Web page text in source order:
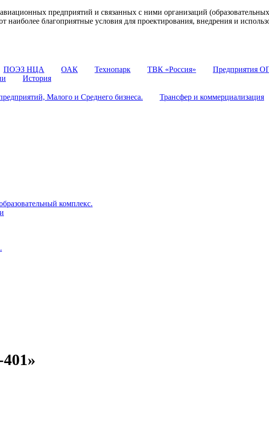
предприятий и связанных с ними организаций
наиболее благоприятные условия для проектирования, внедрения и
ПОЭЗ НЦА ОАК Технопарк ТВК «Россия»
Предприятия
История
Малого и Среднего бизнеса. Трансфер и коммерциализация
комплекс.